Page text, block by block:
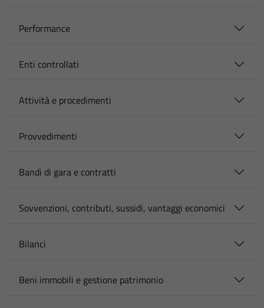
Performance
Enti controllati
Attività e procedimenti
Provvedimenti
Bandi di gara e contratti
Sovvenzioni, contributi, sussidi, vantaggi economici
Bilanci
Beni immobili e gestione patrimonio